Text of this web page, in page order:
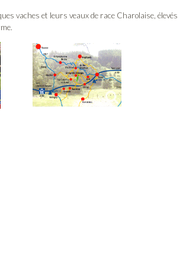
vaches et leurs veaux de race Charolaise, élevés